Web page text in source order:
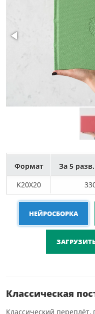
Формат За 5
K20X20
НЕЙРОСБОРКА
Классическая
Классический